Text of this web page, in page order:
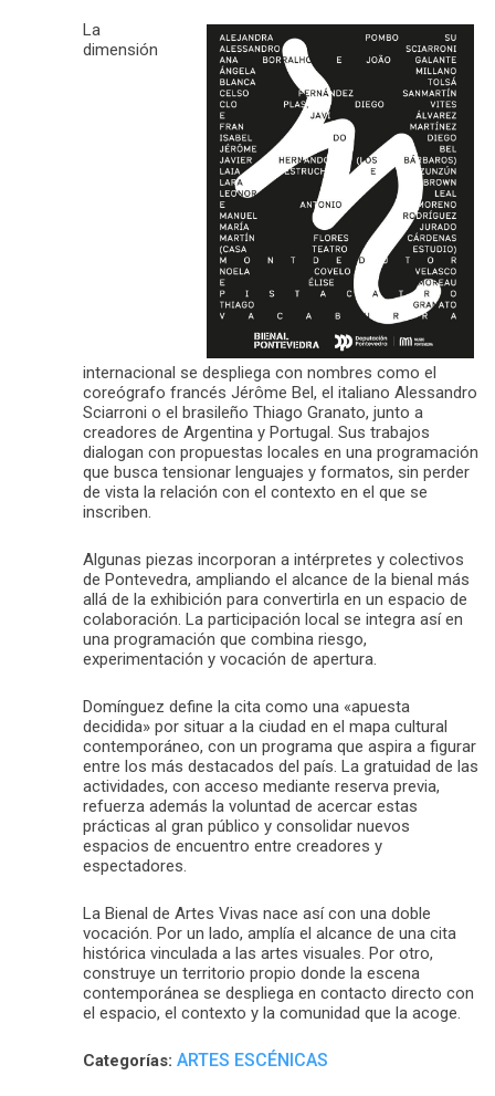
La
dimensión
internacional se despliega con nombres como el
coreógrafo francés Jérôme Bel, el italiano Alessandro
Sciarroni o el brasileño Thiago Granato, junto a
creadores de Argentina y Portugal. Sus trabajos
dialogan con propuestas locales en una programación
que busca tensionar lenguajes y formatos, sin perder
de vista la relación con el contexto en el que se
inscriben.
Algunas piezas incorporan a intérpretes y colectivos
de Pontevedra, ampliando el alcance de la bienal más
allá de la exhibición para convertirla en un espacio de
colaboración. La participación local se integra así en
una programación que combina riesgo,
experimentación y vocación de apertura.
Domínguez define la cita como una «apuesta
decidida» por situar a la ciudad en el mapa cultural
contemporáneo, con un programa que aspira a figurar
entre los más destacados del país. La gratuidad de las
actividades, con acceso mediante reserva previa,
refuerza además la voluntad de acercar estas
prácticas al gran público y consolidar nuevos
espacios de encuentro entre creadores y
espectadores.
La Bienal de Artes Vivas nace así con una doble
vocación. Por un lado, amplía el alcance de una cita
histórica vinculada a las artes visuales. Por otro,
construye un territorio propio donde la escena
contemporánea se despliega en contacto directo con
el espacio, el contexto y la comunidad que la acoge.
Categorías: ARTES ESCÉNICAS